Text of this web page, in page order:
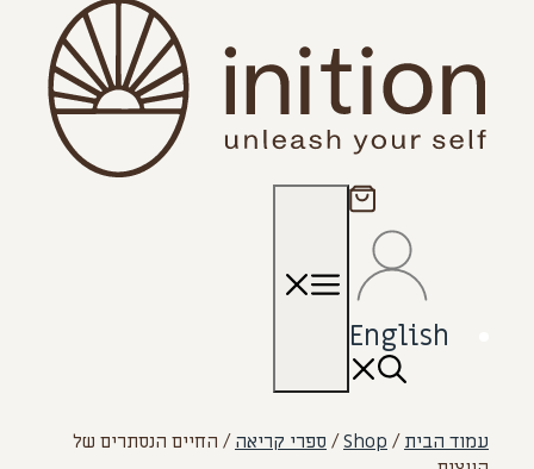
English
עמוד הבית/
Shop
/ ספרי קריאה/ החיים הנסתרים של